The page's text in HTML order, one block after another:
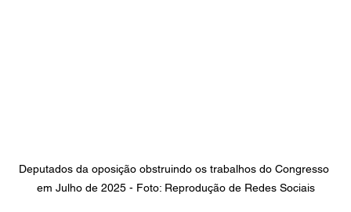
Deputados da oposição obstruindo os trabalhos do Congresso
em Julho de 2025 - Foto: Reprodução de Redes Sociais